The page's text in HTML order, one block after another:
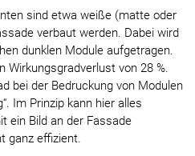
sind etwa weiße (matte oder
verbaut werden. Dabei wird
dunklen Module aufgetragen.
Wirkungsgradverlust von 28 %.
bei der Bedruckung von Modulen
Im Prinzip kann hier alles
ein Bild an der Fassade
ganz effizient.